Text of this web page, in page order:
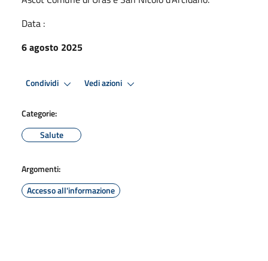
Data :
6 agosto 2025
Condividi Vedi azioni
Categorie:
Salute
Argomenti:
Accesso all'informazione